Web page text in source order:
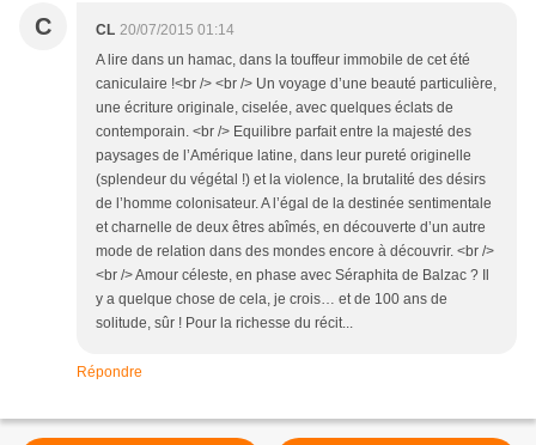
C CL 20/07/2015 01:14
A lire dans un hamac, dans la touffeur immobile de cet été
caniculaire !<br /> <br /> Un voyage d’une beauté particulière,
une écriture originale, ciselée, avec quelques éclats de
contemporain. <br /> Equilibre parfait entre la majesté des
paysages de l’Amérique latine, dans leur pureté originelle
(splendeur du végétal !) et la violence, la brutalité des désirs
de l’homme colonisateur. A l’égal de la destinée sentimentale
et charnelle de deux êtres abîmés, en découverte d’un autre
mode de relation dans des mondes encore à découvrir. <br />
<br /> Amour céleste, en phase avec Séraphita de Balzac ? Il
y a quelque chose de cela, je crois… et de 100 ans de
solitude, sûr ! Pour la richesse du récit...
Répondre